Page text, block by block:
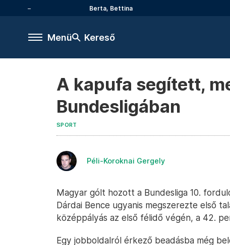
Berta, Bettina
Menü Kereső
A kapufa segített,
Bundesligában
SPORT
Péli-Koroknai Gergely
Magyar gólt hozott a Bundesliga 10.
Dárdai Bence ugyanis megszerezte első
középpályás az első félidő végén, a 42.
Egy jobboldalról érkező beadásba még